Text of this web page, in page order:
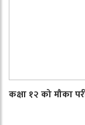
कक्षा १२ को मौका